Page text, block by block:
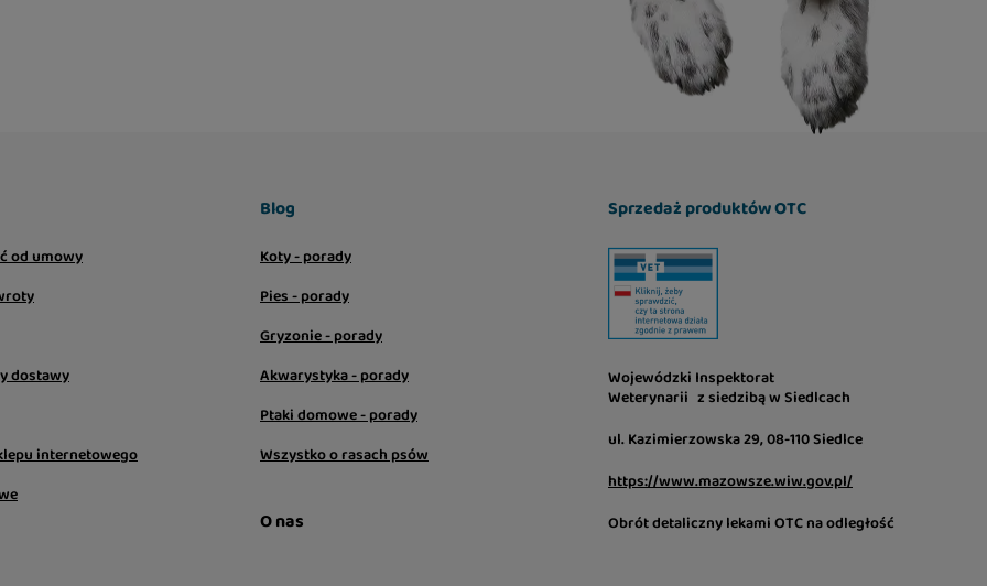
25 g możesz łatwo
od umowy
dostawy
internetowego
Blog
Koty - porady
Pies - porady
Gryzonie - porady
Akwarystyka - porady
Ptaki domowe - porady
Wszystko o rasach psów
O nas
Sprzedaż produktów OTC
Wojewódzki Inspektorat
Weterynarii z siedzibą w Siedlcach
ul. Kazimierzowska 29, 08-110 Siedlce
https://www.mazowsze.wiw.gov.pl/
Obrót detaliczny lekami OTC na odległość